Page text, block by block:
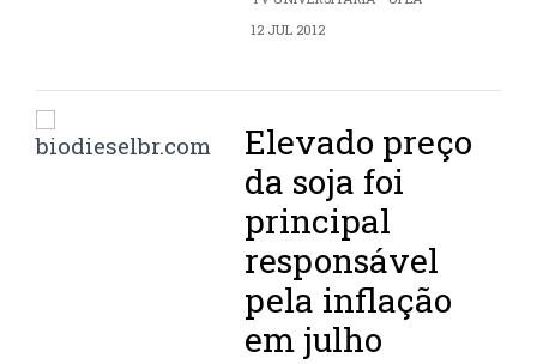
12 JUL 2012
Elevado preço
da soja foi
principal
responsável
pela inflação
em julho